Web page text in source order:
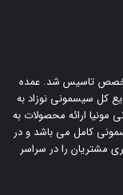
مجرب و متخصص تاسیس شد. عمده
کل سیسمونی نوزاد به
ارائه محصولات به
کامل می باشد و در
مشتریان را در سراسر